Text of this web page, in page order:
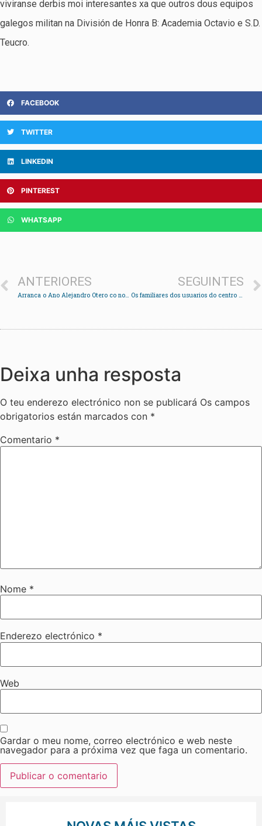
viviranse derbis moi interesantes xa que outros dous equipos
galegos militan na División de Honra B: Academia Octavio e S.D.
Teucro.
FACEBOOK
TWITTER
LINKEDIN
PINTEREST
WHATSAPP
ANTERIORES
Arranca o Ano Alejandro Otero co nomeamento dunha praza na súa honra
SEGUINTES
Os familiares dos usuarios do centro psiquiátrico de Chapela critican a falta de apoio da Xunta
Deixa unha resposta
O teu enderezo electrónico non se publicará Os campos
obrigatorios están marcados con *
Comentario *
Nome *
Enderezo electrónico *
Web
Gardar o meu nome, correo electrónico e web neste
navegador para a próxima vez que faga un comentario.